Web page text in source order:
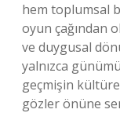
hem toplumsal
oyun çağından
ve duygusal
yalnızca
geçmişin
gözler önüne